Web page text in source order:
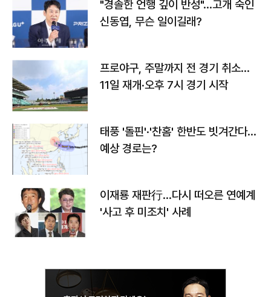
"경솔한 언행 깊이 반성"…고개 숙인
신동엽, 무슨 일이길래?
프로야구, 주말까지 전 경기 취소…
11일 재개·오후 7시 경기 시작
태풍 '돌핀'·'찬홈' 한반도 빗겨간다…
예상 경로는?
이재룡 재판行…다시 떠오른 연예계
'사고 후 미조치' 사례